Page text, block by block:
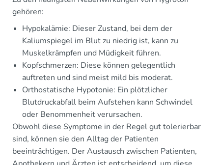
gehören:
Hypokalämie: Dieser Zustand, bei dem der
Kaliumspiegel im Blut zu niedrig ist, kann zu
Muskelkrämpfen und Müdigkeit führen.
Kopfschmerzen: Diese können gelegentlich
auftreten und sind meist mild bis moderat.
Orthostatische Hypotonie: Ein plötzlicher
Blutdruckabfall beim Aufstehen kann Schwindel
oder Benommenheit verursachen.
Obwohl diese Symptome in der Regel gut tolerierbar
sind, können sie den Alltag der Patienten
beeinträchtigen. Der Austausch zwischen Patienten,